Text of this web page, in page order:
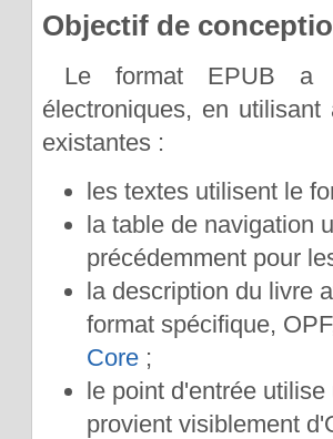
Objectif de
Le format EPUB a
électroniques, en
existantes :
les textes utilisent le
la table de navigation
précédemment pour
la description du livre
format spécifique,
Core;
le point d'entrée
provient visiblement